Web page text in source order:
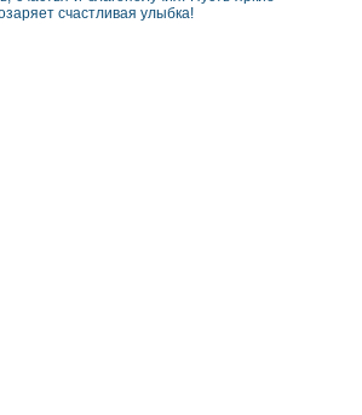
счастливая улыбка!